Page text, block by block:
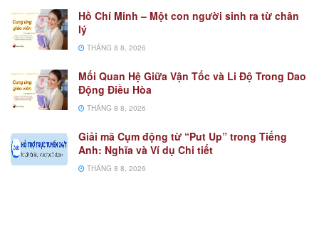
Hồ Chí Minh – Một con người sinh ra từ chân
lý
THÁNG 8 8, 2026
Mối Quan Hệ Giữa Vận Tốc và Li Độ Trong Dao
Động Điều Hòa
THÁNG 8 8, 2026
Giải mã Cụm động từ “Put Up” trong Tiếng
Anh: Nghĩa và Ví dụ Chi tiết
THÁNG 8 8, 2026